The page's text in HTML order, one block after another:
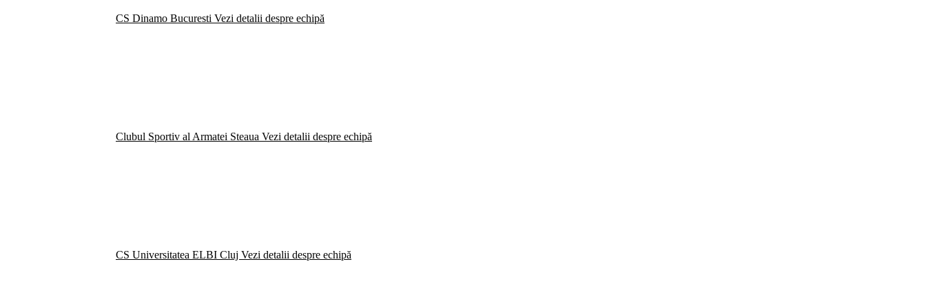
CS Dinamo Bucuresti Vezi detalii despre echipă
Clubul Sportiv al Armatei Steaua Vezi detalii despre echipă
CS Universitatea ELBI Cluj Vezi detalii despre echipă